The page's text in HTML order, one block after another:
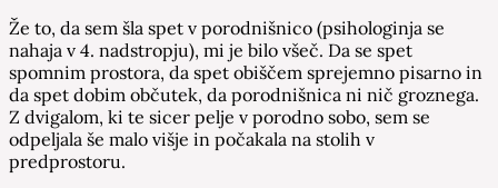
Že to, da sem šla spet v porodnišnico (psihologinja se
nahaja v 4. nadstropju), mi je bilo všeč. Da se spet
spomnim prostora, da spet obiščem sprejemno pisarno in
da spet dobim občutek, da porodnišnica ni nič groznega.
Z dvigalom, ki te sicer pelje v porodno sobo, sem se
odpeljala še malo višje in počakala na stolih v
predprostoru.